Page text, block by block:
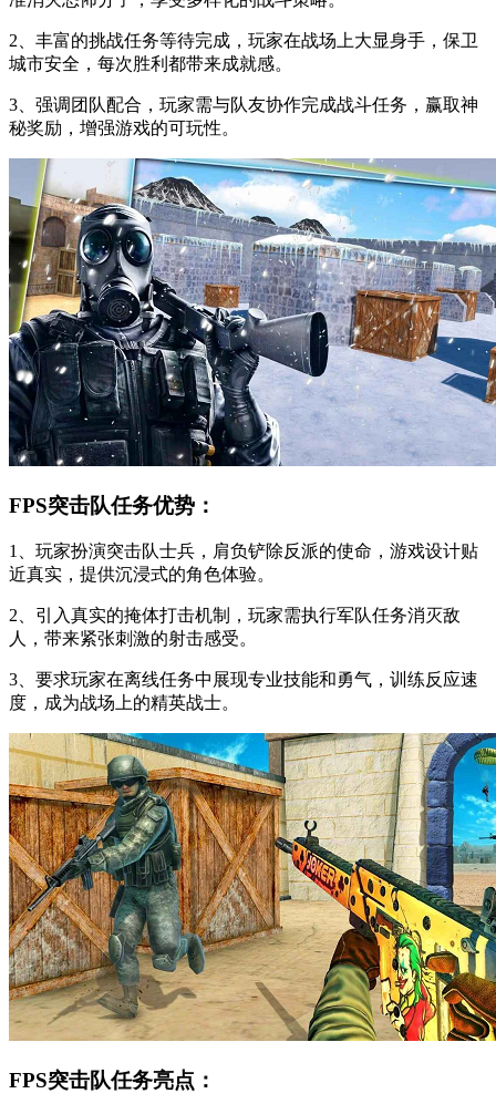
2、丰富的挑战任务等待完成，玩家在战场上大显身手，保卫
城市安全，每次胜利都带来成就感。
3、强调团队配合，玩家需与队友协作完成战斗任务，赢取神
秘奖励，增强游戏的可玩性。
FPS突击队任务优势：
1、玩家扮演突击队士兵，肩负铲除反派的使命，游戏设计贴
近真实，提供沉浸式的角色体验。
2、引入真实的掩体打击机制，玩家需执行军队任务消灭敌
人，带来紧张刺激的射击感受。
3、要求玩家在离线任务中展现专业技能和勇气，训练反应速
度，成为战场上的精英战士。
FPS突击队任务亮点：